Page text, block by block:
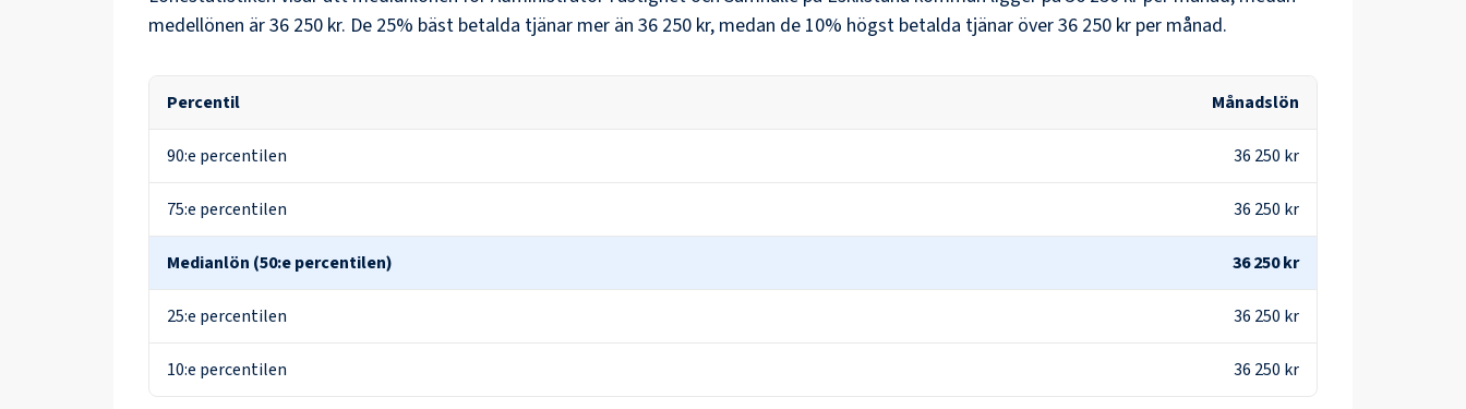
medellönen är36 250 kr. De 25% bäst betalda tjänar mer än 36 250 kr, medan de 10% högst betalda tjänar över36 250 kr per månad.
Percentil Månadslön
90:e percentilen 36 250 kr
75:e percentilen 36 250 kr
Medianlön (50:e percentilen) 36 250 kr
25:e percentilen 36 250 kr
10:e percentilen 36 250 kr